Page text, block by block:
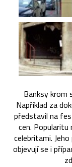
Banksy
Například za
představil na
cen. Popularitu
celebritami.
objevují se i